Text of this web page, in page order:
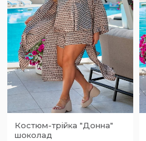
Костюм-трійка "Донна"
шоколад